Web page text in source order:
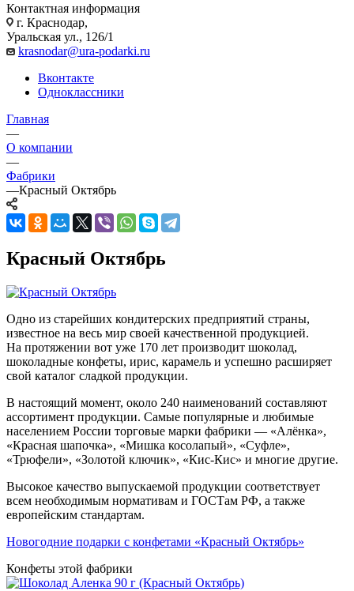
Контактная информация
г. Краснодар,
Уральская ул., 126/1
krasnodar@ura-podarki.ru
Вконтакте
Одноклассники
Главная
—
О компании
—
Фабрики
—Красный Октябрь
Красный Октябрь
Одно из старейших кондитерских предприятий страны,
известное на весь мир своей качественной продукцией.
На протяжении вот уже 170 лет производит шоколад,
шоколадные конфеты, ирис, карамель и успешно расширяет
свой каталог сладкой продукции.
В настоящий момент, около 240 наименований составляют
ассортимент продукции. Самые популярные и любимые
населением России торговые марки фабрики — «Алёнка»,
«Красная шапочка», «Мишка косолапый», «Суфле»,
«Трюфели», «Золотой ключик», «Кис-Кис» и многие другие.
Высокое качество выпускаемой продукции соответствует
всем необходимым нормативам и ГОСТам РФ, а также
европейским стандартам.
Новогодние подарки с конфетами «Красный Октябрь»
Конфеты этой фабрики